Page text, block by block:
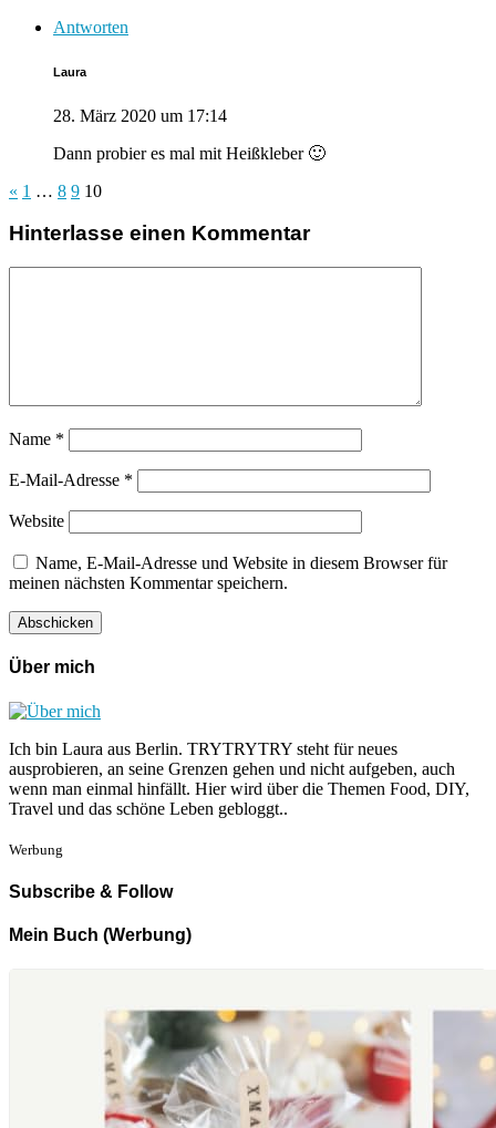
Antworten
Laura
28. März 2020 um 17:14
Dann probier es mal mit Heißkleber 🙂
« 1 … 8 9 10
Hinterlasse einen Kommentar
Name *
E-Mail-Adresse *
Website
Name, E-Mail-Adresse und Website in diesem Browser für
meinen nächsten Kommentar speichern.
Über mich
Ich bin Laura aus Berlin. TRYTRYTRY steht für neues
ausprobieren, an seine Grenzen gehen und nicht aufgeben, auch
wenn man einmal hinfällt. Hier wird über die Themen Food, DIY,
Travel und das schöne Leben gebloggt..
Werbung
Subscribe & Follow
Mein Buch (Werbung)